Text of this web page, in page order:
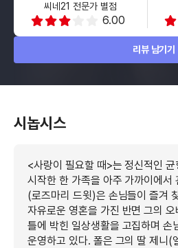
씨네21 전문가 별점
6.00
리뷰 남기기
시놉시스
<사랑이 필요할 때>는 정신적인 균
시작한 한 가족을 아주 가까이에서
(로즈마리 드윗)은 손님들이 즐겨
자유로운 영혼을 가진 반면 그의
틀에 박힌 일상생활을 고집하며 손
운영하고 있다. 폴은 그의 딸 제니(